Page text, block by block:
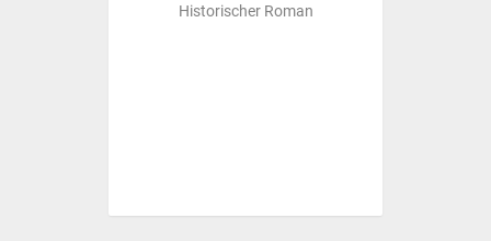
Historischer Roman